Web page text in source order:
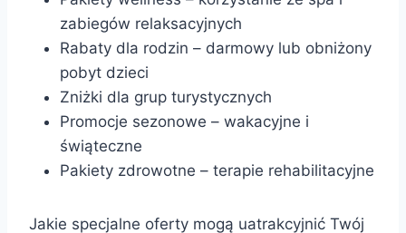
zabiegów relaksacyjnych
Rabaty dla rodzin – darmowy lub obniżony
pobyt dzieci
Zniżki dla grup turystycznych
Promocje sezonowe – wakacyjne i
świąteczne
Pakiety zdrowotne – terapie rehabilitacyjne
Jakie specjalne oferty mogą uatrakcyjnić Twój